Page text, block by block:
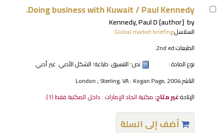
Doing business with Kuwait /Paul Kennedy.
by
Kennedy, Paul D[author]
السلاسل:Global market briefing
الطبعات:2nd ed.
نوع المادة :
نص؛ التنسيق: طباعة؛ الشكل الأدبي: غير أدبي
الناشر:London ; Sterling, VA : Kogan Page, 2004
الإتاحة:غير متاح: مكتبة اتحاد الإمارات : داخل المكتبة فقط(1).
أضف إلى السلة